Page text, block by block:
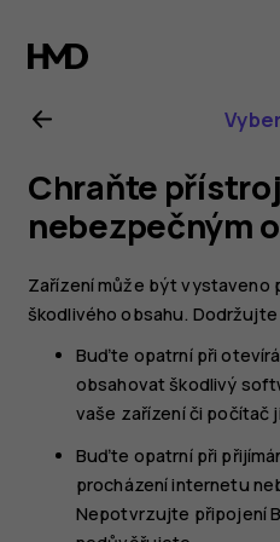
příručka
k
Nokia 2.1
Chraňte
nebezpečným
Zařízení může být vystaveno
škodlivého obsahu.
Buďte opatrní při
obsahovat škodlivý
vaše zařízení či počítač
Buďte opatrní při
procházení internetu
Nepotvrzujte připojení